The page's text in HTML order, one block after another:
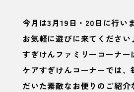
今月は3月19日・20日に行い
お気軽に遊びに来てくださ
すぎけんファミリーコーナー
ケアすぎけんコーナーでは
だいた素敵なお便りのご紹介